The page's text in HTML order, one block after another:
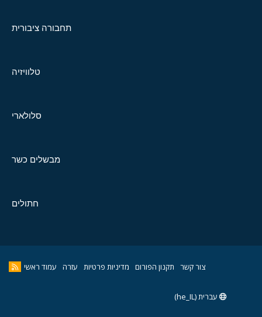
תחבורה ציבורית
טלוויזיה
סלולארי
מבשלים כשר
חתולים
צור קשר תקנון הפורום מדיניות פרטיות עזרה עמוד ראשי
עברית (he_IL)